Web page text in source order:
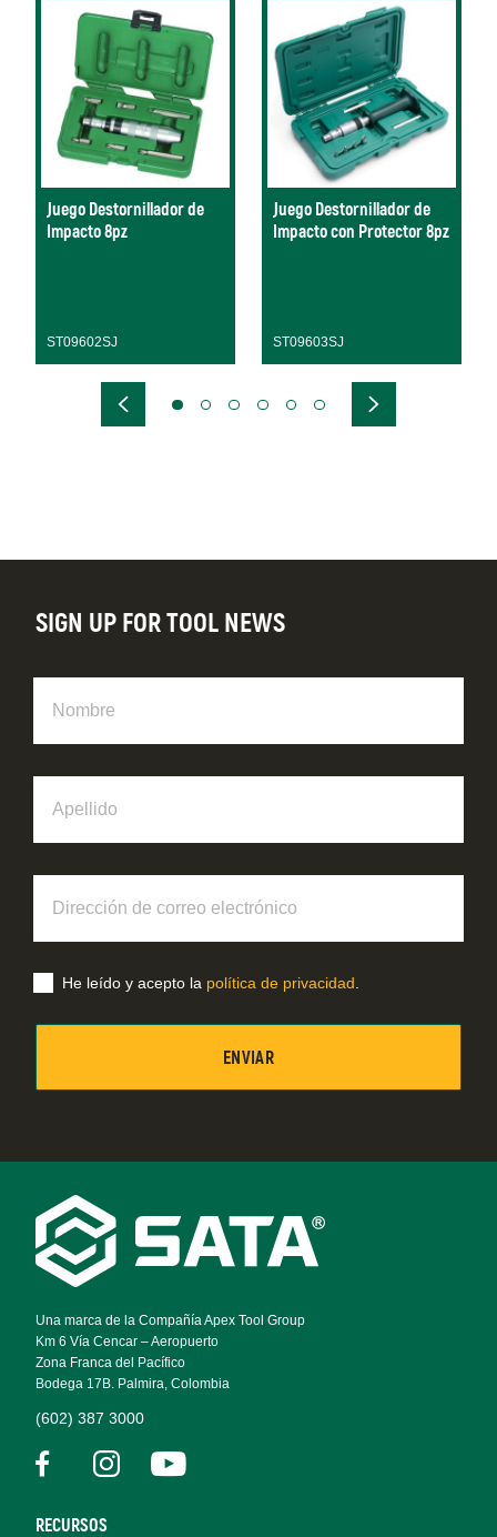
Juego Destornillador de
Impacto 8pz
ST09602SJ
Juego Destornillador de
Impacto con Protector 8pz
ST09603SJ
Footer
Navigation
Una marca de la Compañía Apex Tool Group
Km 6 Vía Cencar – Aeropuerto
Zona Franca del Pacífico
Bodega 17B. Palmira, Colombia
(602) 387 3000
RECURSOS
SIGN UP FOR TOOL NEWS
correo
electrónico
He leído y acepto la política de privacidad